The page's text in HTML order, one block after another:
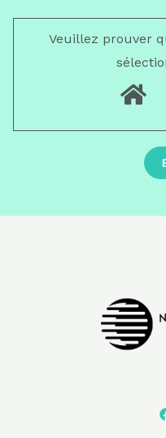
Veuillez prouver